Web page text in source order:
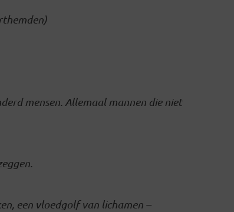
mensen. Allemaal mannen die niet
een vloedgolf van lichamen –